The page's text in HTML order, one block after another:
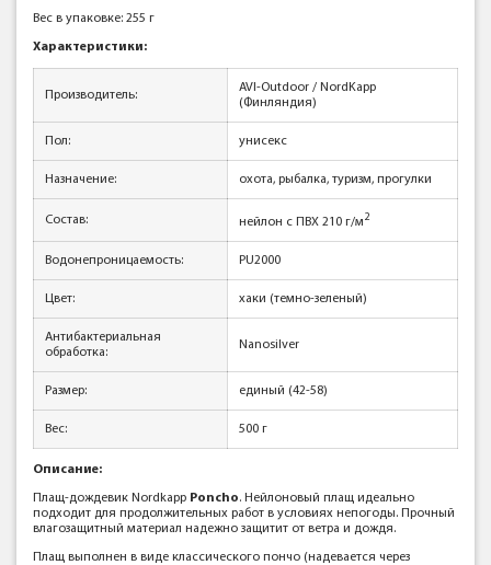
Вес в упаковке: 255 г
Характеристики:
Производитель:
AVI-Outdoor / NordKapp
(Финляндия)
Пол: унисекс
Назначение: охота, рыбалка, туризм, прогулки
Состав: нейлон с ПВХ 210 г/м2
Водонепроницаемость: PU2000
Цвет: хаки (темно-зеленый)
Антибактериальная
обработка:
Nanosilver
Размер: единый (42-58)
Вес: 500 г
Описание:
Плащ-дождевик Nordkapp Poncho. Нейлоновый плащ идеально
подходит для продолжительных работ в условиях непогоды. Прочный
влагозащитный материал надежно защитит от ветра и дождя.
Плащ выполнен в виде классического пончо (надевается через